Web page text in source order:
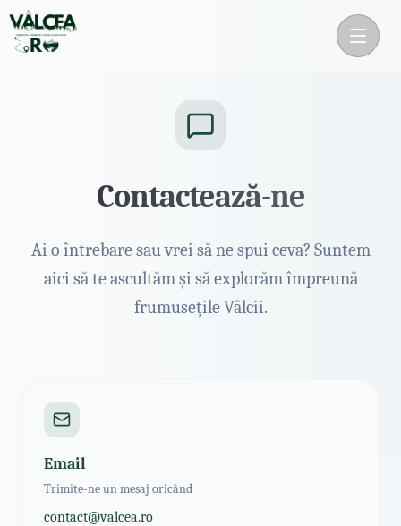
Contactează-ne
Ai o întrebare sau vrei să ne spui ceva? Suntem
aici să te ascultăm și să explorăm împreună
frumusețile Vâlcii.
Email
Trimite-ne un mesaj oricând
contact@valcea.ro